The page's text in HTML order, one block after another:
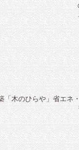
木のひらや」省エネ